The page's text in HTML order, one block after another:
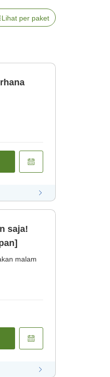
Lihat per paket
saja!
malam